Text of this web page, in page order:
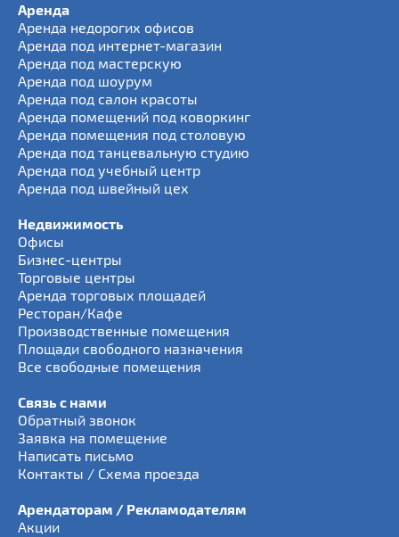
Аренда
Аренда недорогих офисов
Аренда под интернет-магазин
Аренда под мастерскую
Аренда под шоурум
Аренда под салон красоты
Аренда помещений под коворкинг
Аренда помещения под столовую
Аренда под танцевальную студию
Аренда под учебный центр
Аренда под швейный цех
Недвижимость
Офисы
Бизнес-центры
Торговые центры
Аренда торговых площадей
Ресторан/Кафе
Производственные помещения
Площади свободного назначения
Все свободные помещения
Связь с нами
Обратный звонок
Заявка на помещение
Написать письмо
Контакты / Схема проезда
Арендаторам / Рекламодателям
Акции